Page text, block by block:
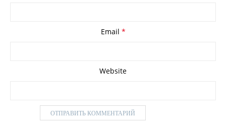
Email *
Website